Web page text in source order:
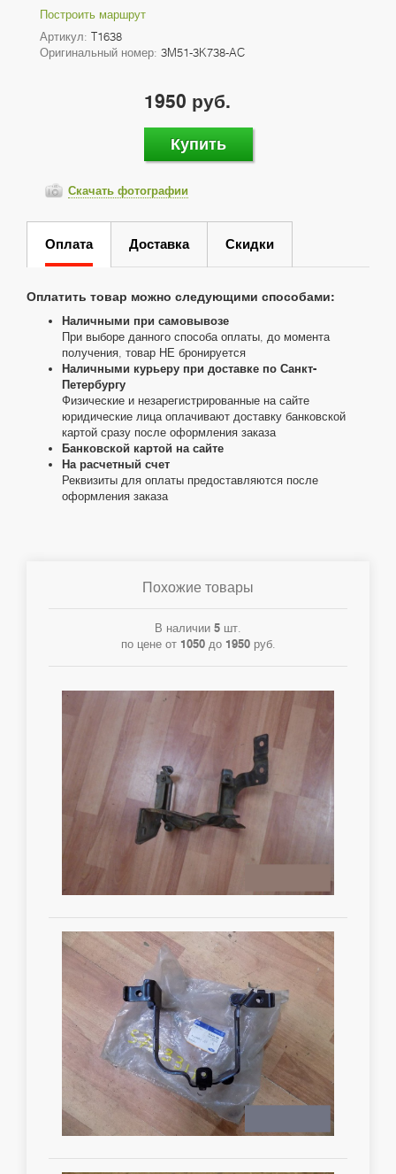
Построить маршрут
Артикул: T1638
Оригинальный номер: 3M51-3K738-AC
1950 руб.
Купить
Скачать фотографии
Оплата Доставка Скидки
Оплатить товар можно следующими способами:
Наличными при самовывозе
При выборе данного способа оплаты, до момента
получения, товар НЕ бронируется
Наличными курьеру при доставке по Санкт-
Петербургу
Физические и незарегистрированные на сайте
юридические лица оплачивают доставку банковской
картой сразу после оформления заказа
Банковской картой на сайте
На расчетный счет
Реквизиты для оплаты предоставляются после
оформления заказа
Похожие товары
В наличии 5 шт.
по цене от 1050до 1950руб.